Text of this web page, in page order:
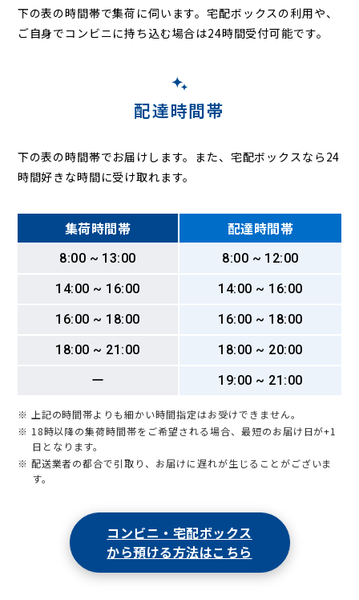
下の表の時間帯で集荷に伺います。宅配ボックスの利用や、
ご自身でコンビニに持ち込む場合は24時間受付可能です。
配達時間帯
下の表の時間帯でお届けします。また、宅配ボックスなら24
時間好きな時間に受け取れます。
集荷時間帯 配達時間帯
8:00 ~ 13:00
8:00 ~ 12:00
14:00 ~ 16:00
14:00 ~ 16:00
16:00 ~ 18:00
16:00 ~ 18:00
18:00 ~ 21:00
18:00 ~ 20:00
ー
19:00 ~ 21:00
※ 上記の時間帯よりも細かい時間指定はお受けできません。
※ 18時以降の集荷時間帯をご希望される場合、最短のお届け日が+1
日となります。
※ 配送業者の都合で引取り、お届けに遅れが生じることがございま
す。
コンビニ・宅配ボックス
から預ける方法はこちら